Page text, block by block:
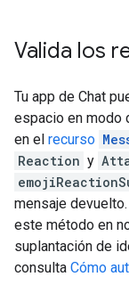
Valida los
Tu app de Chat
espacio en modo
en el recurso
Reaction y
mensaje
este método en
suplantación de
consulta Cómo